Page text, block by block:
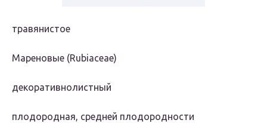
травянистое
Мареновые (Rubiaceae)
декоративнолистный
плодородная, средней плодородности